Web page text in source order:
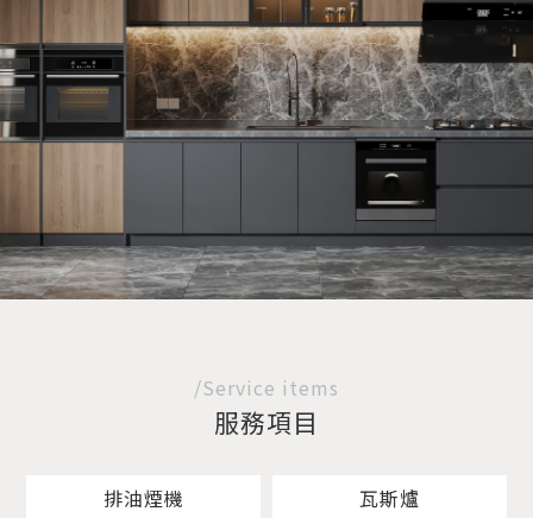
/Service items
服務項目
排油煙機
瓦斯爐